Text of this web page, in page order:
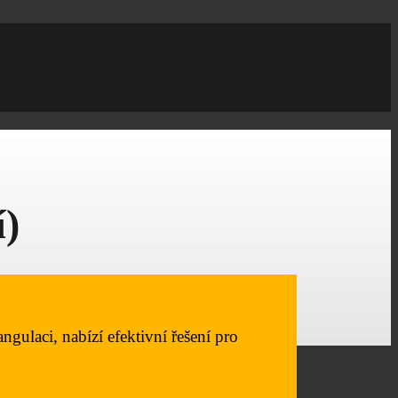
nabízí efektivní řešení pro